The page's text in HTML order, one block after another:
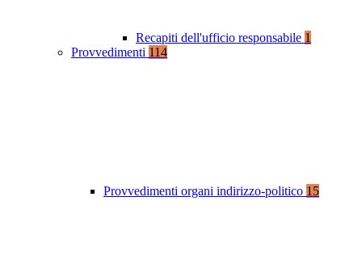
Recapiti dell'ufficio responsabile 1
Provvedimenti 114
Provvedimenti organi indirizzo-politico 15